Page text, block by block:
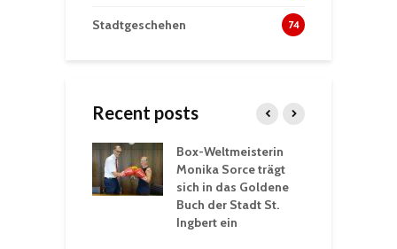
Stadtgeschehen 74
Recent posts
Box-Weltmeisterin
Monika Sorce trägt
sich in das Goldene
Buch der Stadt St.
Ingbert ein